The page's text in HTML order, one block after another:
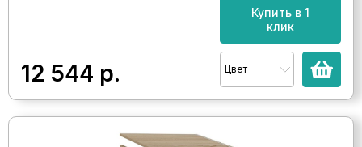
12 544 р.
Купить в 1
клик
Цвет